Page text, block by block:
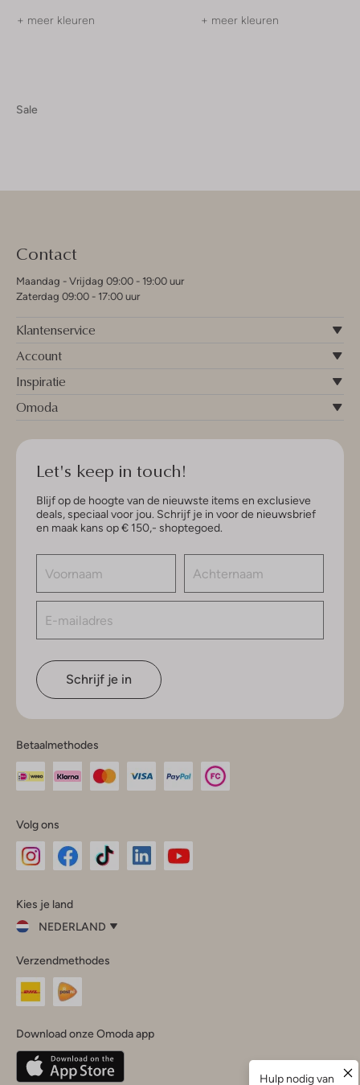
+ meer kleuren + meer kleuren
Sale
Contact
Maandag - Vrijdag 09:00 - 19:00 uur
Zaterdag 09:00 - 17:00 uur
Klantenservice
Account
Inspiratie
Omoda
Let's keep in touch!
Blijf op de hoogte van de nieuwste items en exclusieve
deals, speciaal voor jou. Schrijf je in voor de nieuwsbrief
en maak kans op € 150,- shoptegoed.
Schrijf je in
Betaalmethodes
Volg ons
InstagramFacebook
Kies je land
NEDERLAND
je
land
Nederland
Belgique(Français)
Deutschland
Verzendmethodes
Download onze Omoda app